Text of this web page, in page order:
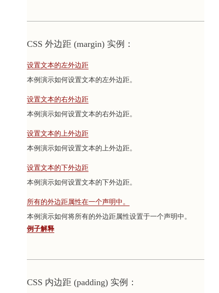
CSS 外边距 (margin) 实例：
设置文本的左外边距
本例演示如何设置文本的左外边距。
设置文本的右外边距
本例演示如何设置文本的右外边距。
设置文本的上外边距
本例演示如何设置文本的上外边距。
设置文本的下外边距
本例演示如何设置文本的下外边距。
所有的外边距属性在一个声明中。
本例演示如何将所有的外边距属性设置于一个声明中。
例子解释
CSS 内边距 (padding) 实例：